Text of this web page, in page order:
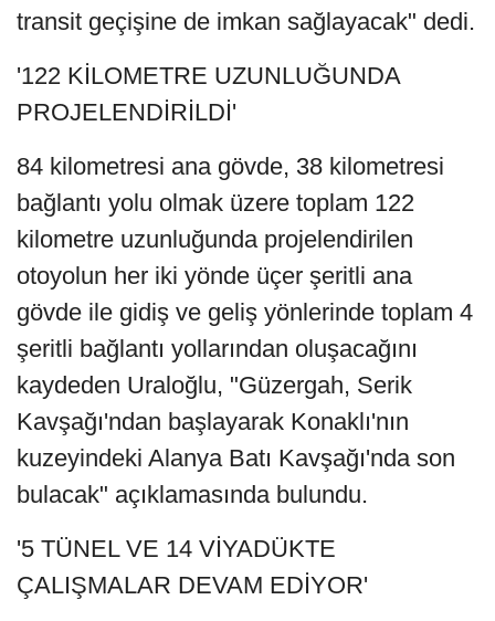
transit geçişine de imkan sağlayacak" dedi.
'122 KİLOMETRE UZUNLUĞUNDA
PROJELENDİRİLDİ'
84 kilometresi ana gövde, 38 kilometresi
bağlantı yolu olmak üzere toplam 122
kilometre uzunluğunda projelendirilen
otoyolun her iki yönde üçer şeritli ana
gövde ile gidiş ve geliş yönlerinde toplam 4
şeritli bağlantı yollarından oluşacağını
kaydeden Uraloğlu, "Güzergah, Serik
Kavşağı'ndan başlayarak Konaklı'nın
kuzeyindeki Alanya Batı Kavşağı'nda son
bulacak" açıklamasında bulundu.
'5 TÜNEL VE 14 VİYADÜKTE
ÇALIŞMALAR DEVAM EDİYOR'